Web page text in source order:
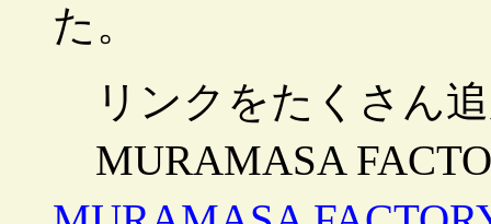
た。
リンクをたくさん
MURAMASA